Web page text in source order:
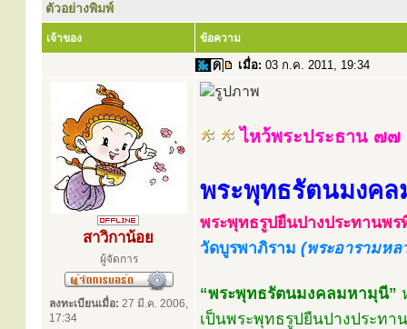
ตัวอย่างพิมพ์
เจ้าของ ข้อความ
เมื่อ: 03 ก.ค. 2011, 19:34
สาวิกาน้อย
ผู้จัดการ
ลงทะเบียนเมื่อ: 27 มี.ค. 2006,
17:34
ไหว้พระประธาน ๗๗
พระพุทธรัตนมงค
พระพุทธรูปยืนปางประทานพ
วัดบูรพาภิราม (พระอารามหล
“พระพุทธรัตนมงคลมหามุนี”
เป็นพระพุทธรูปยืนปางประทา